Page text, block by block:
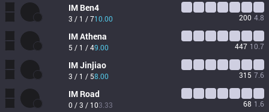
IM Ben4
3 / 1 / 710.00 200 4.8
IMAthena
5 / 1 / 49.00 447 10.7
IMJinjiao
3 / 1 / 58.00 315 7.6
IM Road
0 / 3 / 103.33 68 1.6